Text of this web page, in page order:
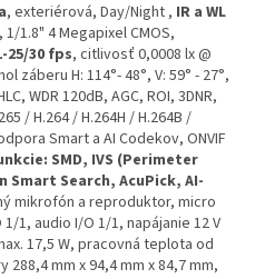
, exteriérová, Day/Night , IR a WL
, 1/1.8" 4 Megapixel CMOS,
25/30 fps, citlivosť 0,0008 lx @
záberu H: 114°- 48°, V: 59° - 27°,
WDR 120dB, AGC, ROI, 3DNR,
/ H.264 / H.264H / H.264B /
Smart a AI Codekov, ONVIF
SMD, IVS (Perimeter
Search, AcuPick, AI-
mikrofón a reproduktor, micro
1, audio I/O 1/1, napájanie 12 V
17,5 W, pracovná teplota od
288,4 mm x 94,4 mm x 84,7 mm,